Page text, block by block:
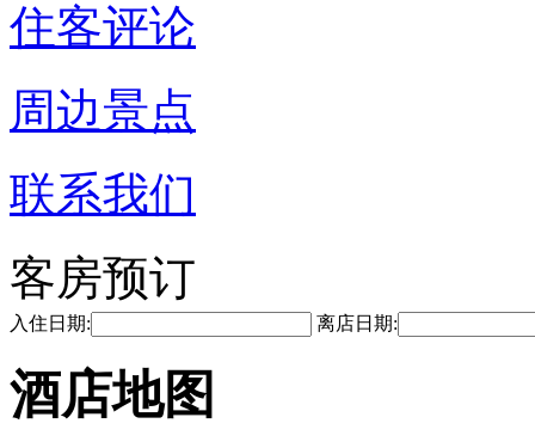
住客评论
周边景点
联系我们
客房预订
入住日期: 离店日期:
酒店地图